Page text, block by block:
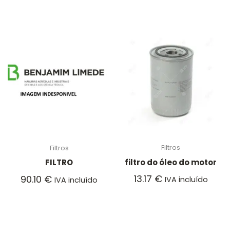
Filtros
FILTRO
90.10 € IVA incluído
Filtros
filtro do óleo do motor
13.17 € IVA incluído